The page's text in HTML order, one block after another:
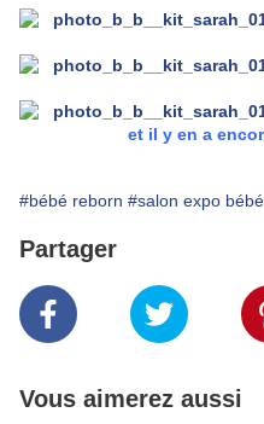
et il y en a
#bébé reborn #salon expo
Partager
Vous aimerez aussi